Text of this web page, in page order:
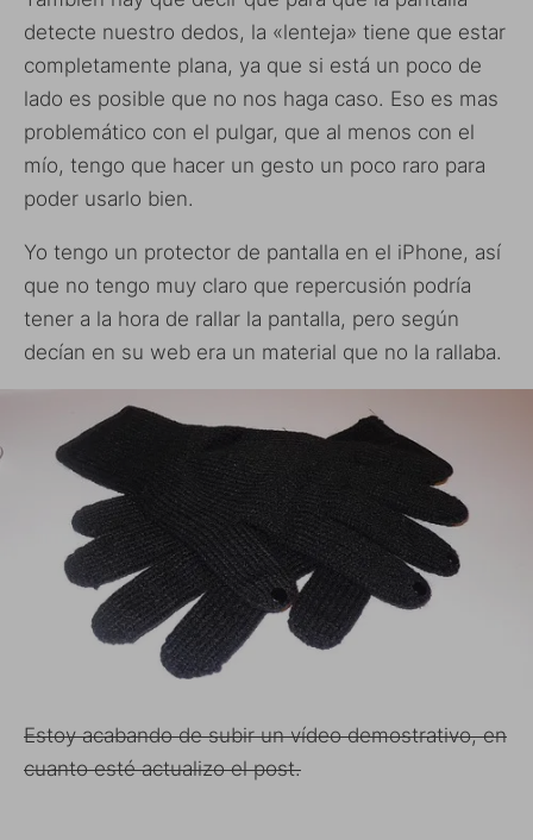
detecte nuestro dedos, la «lenteja» tiene que estar
completamente plana, ya que si está un poco de
lado es posible que no nos haga caso. Eso es mas
problemático con el pulgar, que al menos con el
mío, tengo que hacer un gesto un poco raro para
poder usarlo bien.
Yo tengo un protector de pantalla en el iPhone, así
que no tengo muy claro que repercusión podría
tener a la hora de rallar la pantalla, pero según
decían en su web era un material que no la rallaba.
Estoy acabando de subir un vídeo demostrativo, en
cuanto esté actualizo el post.